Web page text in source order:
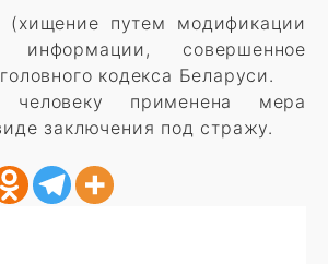
путем модификации
информации, совершенное
кодекса Беларуси.
применена мера
заключения под стражу.